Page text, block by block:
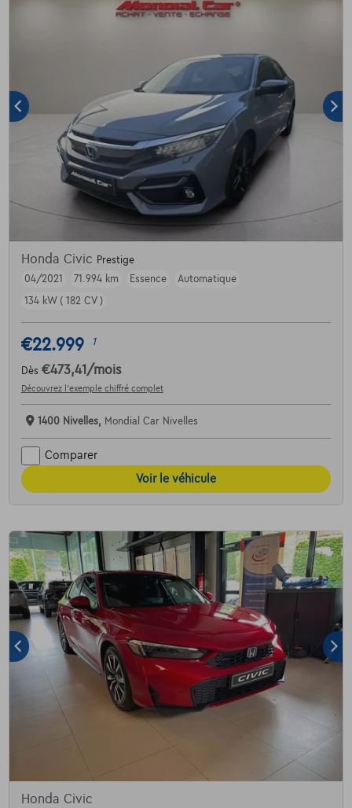
Honda Civic Prestige
04/2021
71.994 km Essence
Automatique
134 kW ( 182 CV )
€22.999 1
Dès €473,41 /mois
Découvrez l’exemple chiffré complet
1400 Nivelles, Mondial Car Nivelles
Comparer
Voir le véhicule
Honda Civic